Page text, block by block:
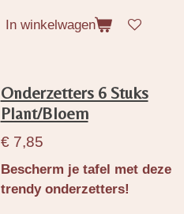
In winkelwagen
Onderzetters 6 Stuks
Plant/Bloem
€ 7,85
Bescherm je tafel met deze
trendy onderzetters!